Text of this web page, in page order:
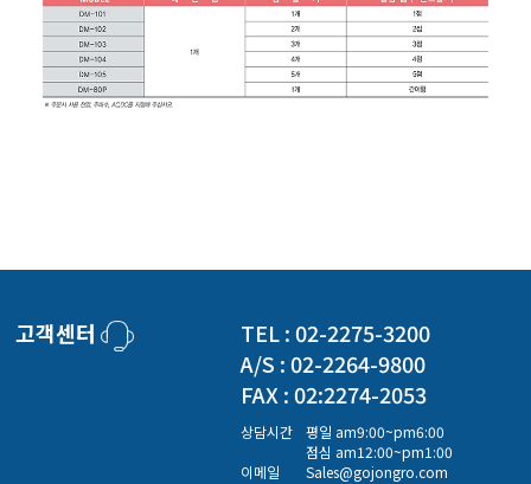
고객센터
TEL : 02-2275-3200
A/S : 02-2264-9800
FAX : 02:2274-2053
상담시간
평일 am9:00~pm6:00
점심 am12:00~pm1:00
이메일
Sales@gojongro.com